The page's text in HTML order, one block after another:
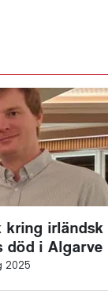
kring irländsk
i Algarve
2025